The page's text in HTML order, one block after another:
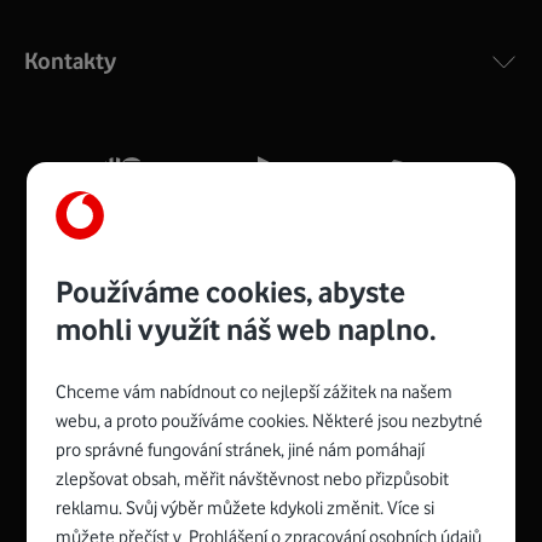
silný signál pro celou domácnost. Kompaktní rozměry 21
Více o COMPAL CH7465VF
Zyxel VMG8623-T50B:
Rozměry modemu jsou 16 x 22 x 7,5 cm (včetně stojánku)
a nabízí 4 gigabitové LAN porty a bezdrátové připojení Wi-
Spojte se s Vodafonem
Kontakty
Používáme cookies, abyste
mohli využít náš web naplno.
Chceme vám nabídnout co nejlepší zážitek na našem
webu, a proto používáme cookies. Některé jsou nezbytné
pro správné fungování stránek, jiné nám pomáhají
zlepšovat obsah, měřit návštěvnost nebo přizpůsobit
reklamu. Svůj výběr můžete kdykoli změnit. Více si
můžete přečíst v Prohlášení o zpracování osobních údajů